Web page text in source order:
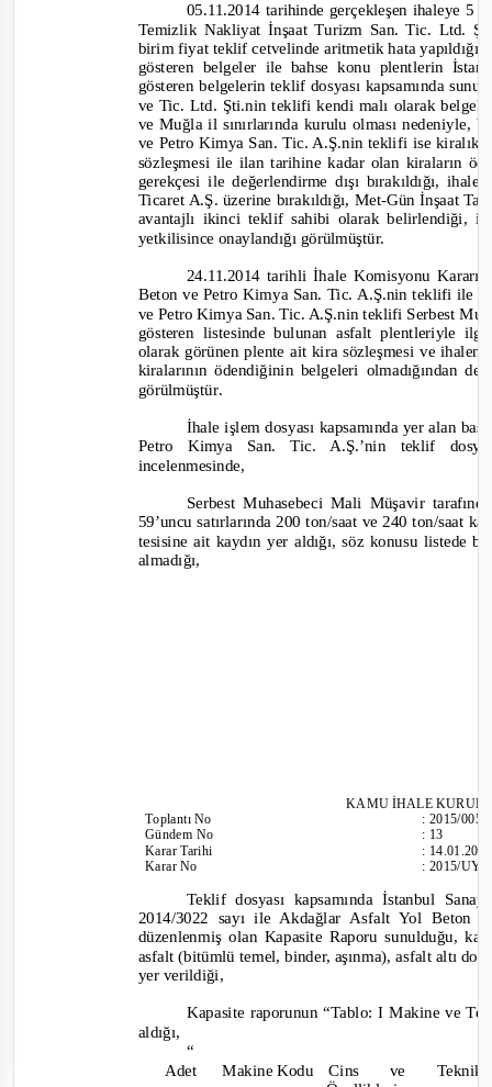
05.11.2014 tarihinde gerçekleşen ihaleye
Temizlik Nakliyat İnşaat Turizm San. Tic. Ltd.
birim fiyat teklif cetvelinde aritmetik hata
gösteren belgeler ile bahse konu plentlerin
gösteren belgelerin teklif dosyası kapsamında
ve Tic. Ltd. Şti.nin teklifi kendi malı olarak
ve Muğla il sınırlarında kurulu olması
ve Petro Kimya San. Tic. A.Ş.nin teklifi ise
sözleşmesi ile ilan tarihine kadar olan kiraların
gerekçesi ile değerlendirme dışı bırakıldığı,
Ticaret A.Ş. üzerine bırakıldığı, Met-Gün İnşaat
avantajlı ikinci teklif sahibi olarak belirlendiği,
yetkilisince onaylandığı görülmüştür.
24.11.2014 tarihli İhale Komisyonu
Beton ve Petro Kimya San. Tic. A.Ş.nin teklifi ile
ve Petro Kimya San. Tic. A.Ş.nin teklifi Serbest
gösteren listesinde bulunan asfalt plentleriyle
olarak görünen plente ait kira sözleşmesi ve
kiralarının ödendiğinin belgeleri olmadığından
görülmüştür.
İhale işlem dosyası kapsamında yer alan
Petro Kimya San. Tic. A.Ş.’nin teklif
incelenmesinde,
Serbest Muhasebeci Mali Müşavir
59’uncu satırlarında 200 ton/saat ve 240 ton/saat
tesisine ait kaydın yer aldığı, söz konusu listede
almadığı,
KAMU İHALE
ToplantıNo
Gündem No
Karar Tarihi
Karar No
:2015/005
: 13
:
:2015/
Teklif dosyası kapsamında İstanbul
2014/3022 sayı ile Akdağlar Asfalt Yol
düzenlenmiş olan Kapasite Raporu sunulduğu,
asfalt (bitümlü temel, binder, aşınma), asfalt altı
yer verildiği,
Kapasite raporunun “Tablo: I Makine ve
aldığı,
“
Adet Makine Kodu Cins ve